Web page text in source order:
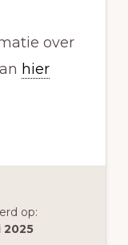
over
hier
op:
2025